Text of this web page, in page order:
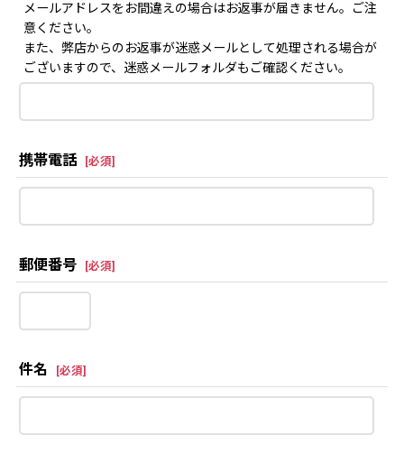
メールアドレスをお間違えの場合はお返事が届きません。ご注
意ください。
また、弊店からのお返事が迷惑メールとして処理される場合が
ございますので、迷惑メールフォルダもご確認ください。
携帯電話 [必須]
郵便番号 [必須]
件名 [必須]